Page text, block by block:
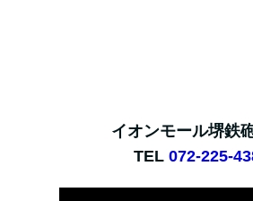
イオンモール堺鉄
TEL 072-225-